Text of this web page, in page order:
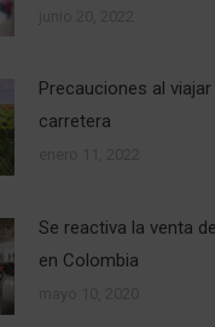
Precauciones al
carretera
Se reactiva la venta
en Colombia